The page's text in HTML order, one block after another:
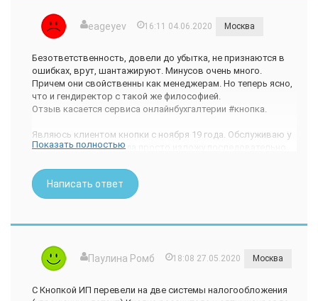
eageyev 16:11 04.06.2020 Москва
Безответственность, довели до убытка, не признаются в
ошибках, врут, шантажируют. Минусов очень много.
Причем они свойственны как менеджерам. Но теперь ясно,
что и гендиректор с такой же философией.
Отзыв касается сервиса онлайнбухгалтерии #кнопка.
Являюсь клиентом кнопки с ноября 19 года. Обслуживаю у
них три компании. Сюда просто изложу последовательно
проблем. А так же свою субъективную оценку.
Но сначала расскажу обязанности кнопки, за которые я
1. Формирование и подача отчетности;
3. Ведение кадрового учета;
4. Подготовка платежек а ФНС для оплаты налогов.
Показать полностью
Написать ответ
Паулина Ромб 18:08 27.05.2020 Москва
С Кнопкой ИП перевели на две системы налогообложения